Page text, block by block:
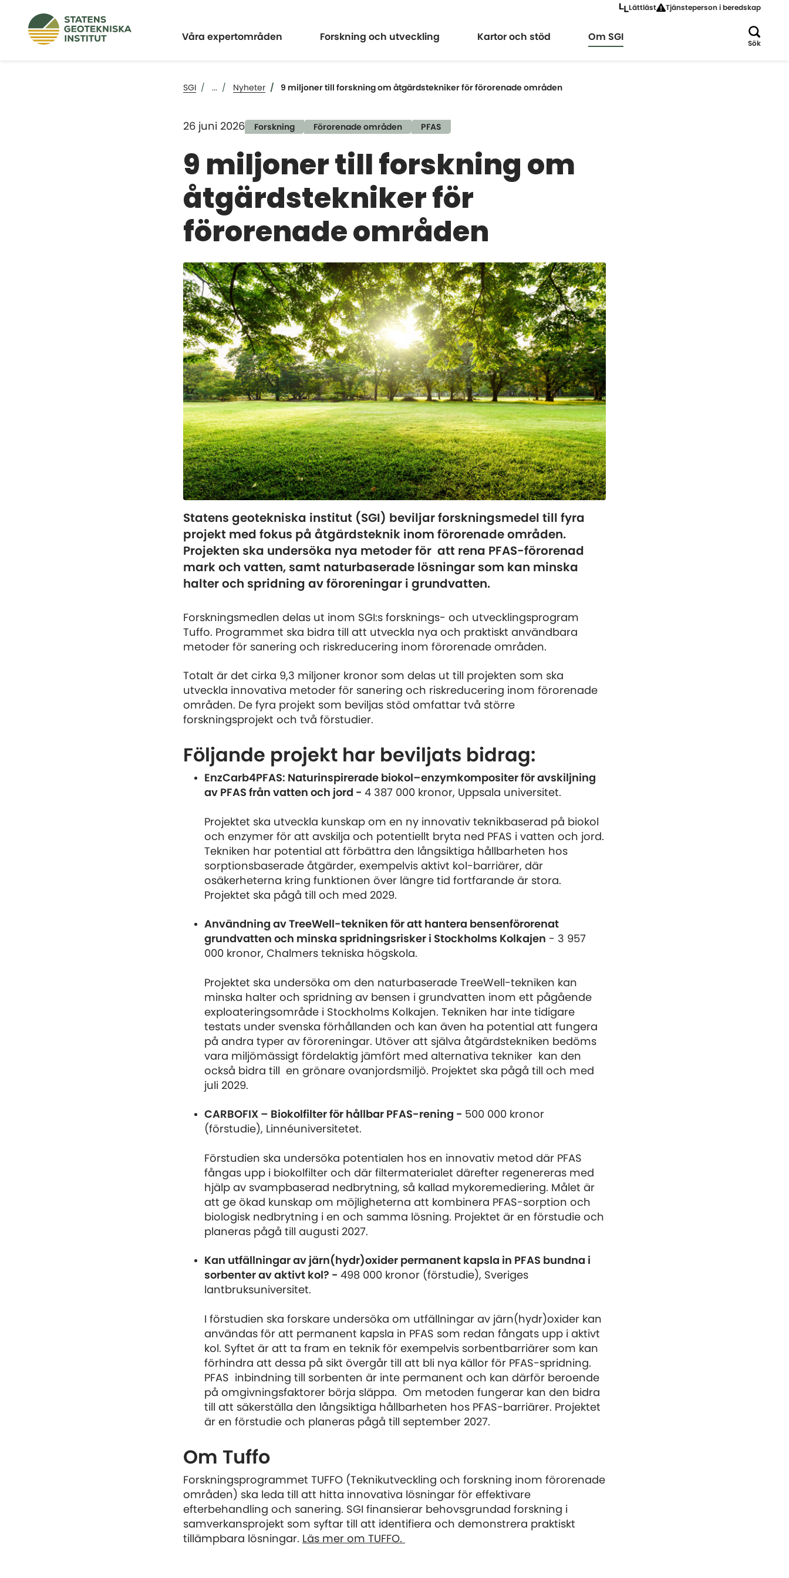
Lättläst Tjänsteperson i beredskap
Expandera
Våra expertområden Expandera
Forskning och utveckling Expandera
Kartor och stöd Expandera
Om SGI
Sök
SGI ... Nyheter 9 miljoner till forskning om åtgärdstekniker för förorenade områden
26 juni 2026 Forskning Förorenade områden PFAS
9 miljoner till forskning om
åtgärdstekniker för
förorenade områden
Statens geotekniska institut (SGI) beviljar forskningsmedel till fyra
projekt med fokus på åtgärdsteknik inom förorenade områden.
Projekten ska undersöka nya metoder för att rena PFAS-förorenad
mark och vatten, samt naturbaserade lösningar som kan minska
halter och spridning av föroreningar i grundvatten.
Forskningsmedlen delas ut inom SGI:s forsknings- och utvecklingsprogram
Tuffo. Programmet ska bidra till att utveckla nya och praktiskt användbara
metoder för sanering och riskreducering inom förorenade områden.
Totalt är det cirka 9,3 miljoner kronor som delas ut till projekten som ska
utveckla innovativa metoder för sanering och riskreducering inom förorenade
områden. De fyra projekt som beviljas stöd omfattar två större
forskningsprojekt och två förstudier.
Följande projekt har beviljats bidrag:
EnzCarb4PFAS: Naturinspirerade biokol–enzymkompositer för avskiljning
av PFAS från vatten och jord - 4 387 000 kronor, Uppsala universitet.
Projektet ska utveckla kunskap om en ny innovativ teknikbaserad på biokol
och enzymer för att avskilja och potentiellt bryta ned PFAS i vatten och jord.
Tekniken har potential att förbättra den långsiktiga hållbarheten hos
sorptionsbaserade åtgärder, exempelvis aktivt kol-barriärer, där
osäkerheterna kring funktionen över längre tid fortfarande är stora.
Projektet ska pågå till och med 2029.
Användning av TreeWell-tekniken för att hantera bensenförorenat
grundvatten och minska spridningsrisker i Stockholms Kolkajen - 3 957
000 kronor, Chalmers tekniska högskola.
Projektet ska undersöka om den naturbaserade TreeWell-tekniken kan
minska halter och spridning av bensen i grundvatten inom ett pågående
exploateringsområde i Stockholms Kolkajen. Tekniken har inte tidigare
testats under svenska förhållanden och kan även ha potential att fungera
på andra typer av föroreningar. Utöver att själva åtgärdstekniken bedöms
vara miljömässigt fördelaktig jämfört med alternativa tekniker kan den
också bidra till en grönare ovanjordsmiljö. Projektet ska pågå till och med
juli 2029.
CARBOFIX – Biokolfilter för hållbar PFAS-rening - 500 000 kronor
(förstudie), Linnéuniversitetet.
Förstudien ska undersöka potentialen hos en innovativ metod där PFAS
fångas upp i biokolfilter och där filtermaterialet därefter regenereras med
hjälp av svampbaserad nedbrytning, så kallad mykoremediering. Målet är
att ge ökad kunskap om möjligheterna att kombinera PFAS-sorption och
biologisk nedbrytning i en och samma lösning. Projektet är en förstudie och
planeras pågå till augusti 2027.
Kan utfällningar av järn(hydr)oxider permanent kapsla in PFAS bundna i
sorbenter av aktivt kol? - 498 000 kronor (förstudie), Sveriges
lantbruksuniversitet.
I förstudien ska forskare undersöka om utfällningar av järn(hydr)oxider kan
användas för att permanent kapsla in PFAS som redan fångats upp i aktivt
kol. Syftet är att ta fram en teknik för exempelvis sorbentbarriärer som kan
förhindra att dessa på sikt övergår till att bli nya källor för PFAS-spridning.
PFAS inbindning till sorbenten är inte permanent och kan därför beroende
på omgivningsfaktorer börja släppa. Om metoden fungerar kan den bidra
till att säkerställa den långsiktiga hållbarheten hos PFAS-barriärer. Projektet
är en förstudie och planeras pågå till september 2027.
Om Tuffo
Forskningsprogrammet TUFFO (Teknikutveckling och forskning inom förorenade
områden) ska leda till att hitta innovativa lösningar för effektivare
efterbehandling och sanering. SGI finansierar behovsgrundad forskning i
samverkansprojekt som syftar till att identifiera och demonstrera praktiskt
tillämpbara lösningar. Läs mer om TUFFO.